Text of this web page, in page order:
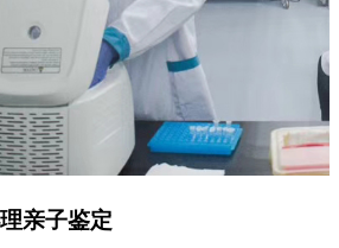
亲子鉴定